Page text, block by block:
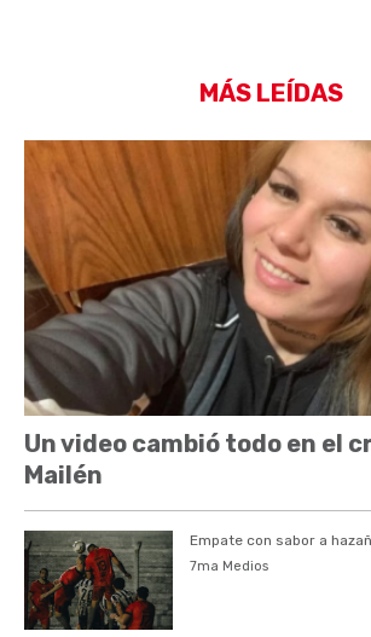
MÁS LEÍDAS
Un video cambió todo en el
Mailén
Empate con sabor a
7ma Medios